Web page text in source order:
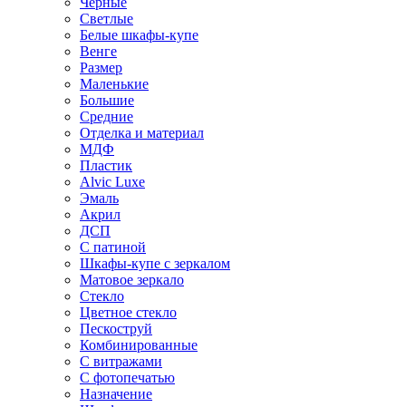
Светлые
Белые шкафы-купе
Венге
Размер
Маленькие
Большие
Средние
Отделка и материал
МДФ
Пластик
Alvic Luxe
Эмаль
Акрил
ДСП
С патиной
Шкафы-купе с зеркалом
Матовое зеркало
Стекло
Цветное стекло
Пескоструй
Комбинированные
С витражами
С фотопечатью
Назначение